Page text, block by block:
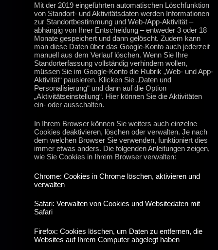
Mit der 2019 eingeführten automatischen Löschfunktion
von Standort- und Aktivitätsdaten werden Informationen
zur Standortbestimmung und Web-/App-Aktivität –
abhängig von Ihrer Entscheidung – entweder 3 oder 18
Monate gespeichert und dann gelöscht. Zudem kann
man diese Daten über das Google-Konto auch jederzeit
manuell aus dem Verlauf löschen. Wenn Sie Ihre
Standorterfassung vollständig verhindern wollen,
müssen Sie im Google-Konto die Rubrik „Web- und App-
Aktivität“ pausieren. Klicken Sie „Daten und
Personalisierung“ und dann auf die Option
„Aktivitätseinstellung“. Hier können Sie die Aktivitäten
ein- oder ausschalten.
In Ihrem Browser können Sie weiters auch einzelne
Cookies deaktivieren, löschen oder verwalten. Je nach
dem welchen Browser Sie verwenden, funktioniert dies
immer etwas anders. Die folgenden Anleitungen zeigen,
wie Sie Cookies in Ihrem Browser verwalten:
Chrome: Cookies in Chrome löschen, aktivieren und
verwalten
Safari: Verwalten von Cookies und Websitedaten mit
Safari
Firefox: Cookies löschen, um Daten zu entfernen, die
Websites auf Ihrem Computer abgelegt haben